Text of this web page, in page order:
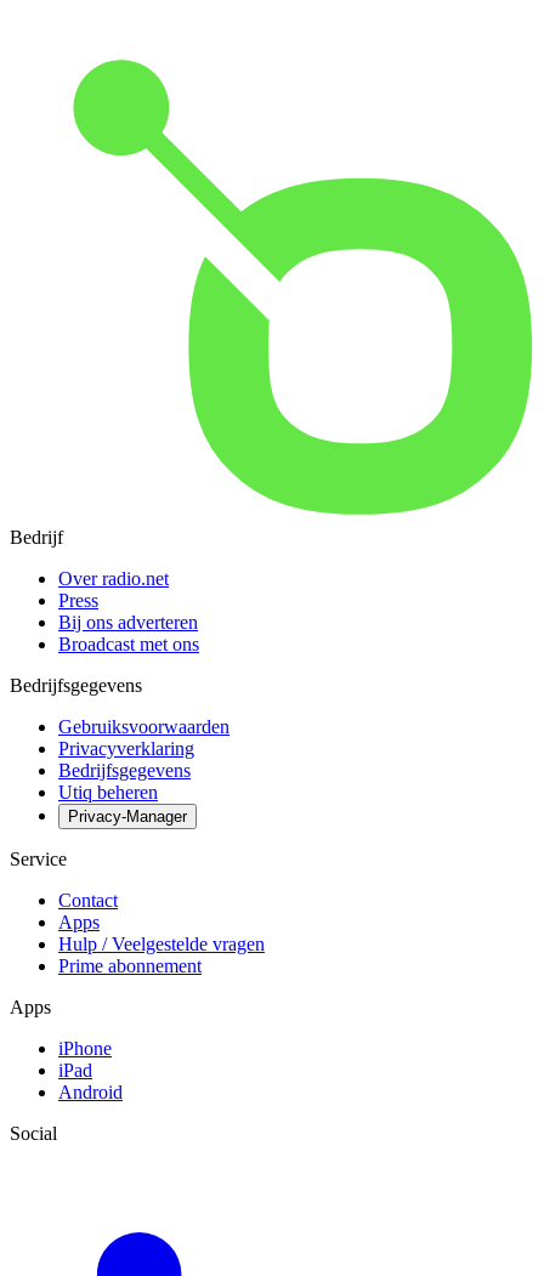
Bedrijf
Over radio.net
Press
Bij ons adverteren
Broadcast met ons
Bedrijfsgegevens
Gebruiksvoorwaarden
Privacyverklaring
Bedrijfsgegevens
Utiq beheren
Privacy-Manager
Service
Contact
Apps
Hulp / Veelgestelde vragen
Prime abonnement
Apps
iPhone
iPad
Android
Social